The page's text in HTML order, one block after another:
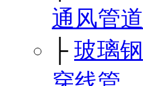
通风管道
├ 玻璃钢